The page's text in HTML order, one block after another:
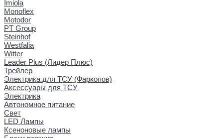
Imiola
Monoflex
Motodor
PT Group
Steinhof
Westfalia
Witter
Leader Plus (Лидер Плюс)
Трейлер
Электрика для ТСУ (Фаркопов)
Аксессуары для ТСУ
Электрика
Автономное питание
Свет
LED Лампы
Ксеноновые лампы